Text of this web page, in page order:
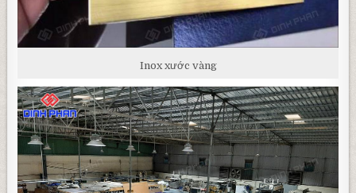
Inox xước vàng